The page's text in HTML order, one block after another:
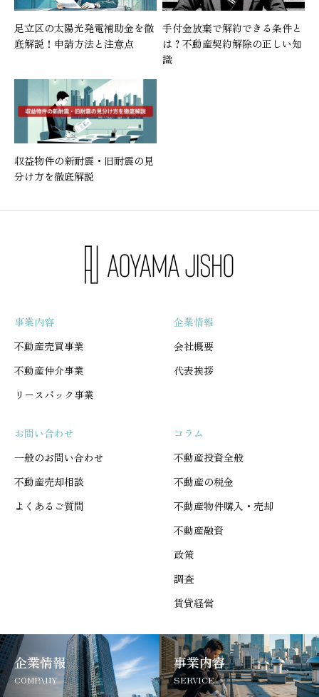
足立区の太陽光発電補助金を徹
底解説！申請方法と注意点
手付金放棄で解約できる条件と
は？不動産契約解除の正しい知
識
収益物件の新耐震・旧耐震の見
分け方を徹底解説
事業内容
不動産売買事業
不動産仲介事業
リースバック事業
企業情報
会社概要
代表挨拶
お問い合わせ
一般のお問い合わせ
不動産売却相談
よくあるご質問
コラム
不動産投資全般
不動産の税金
不動産物件購入・売却
不動産融資
政策
調査
賃貸経営
企業情報
COMPANY
事業内容
SERVICE